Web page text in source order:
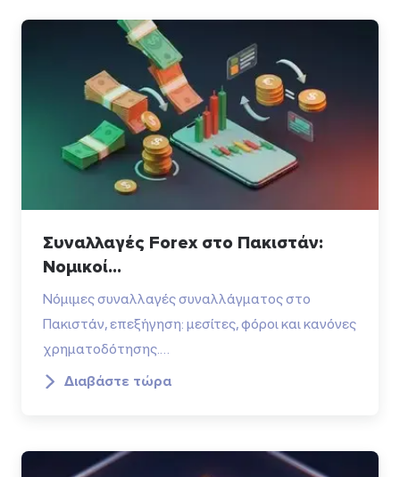
Συναλλαγές Forex στο Πακιστάν:
Νομικοί...
Νόμιμες συναλλαγές συναλλάγματος στο
Πακιστάν, επεξήγηση: μεσίτες, φόροι και κανόνες
χρηματοδότησης.…
Διαβάστε τώρα